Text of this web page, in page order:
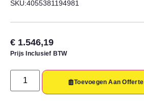
SKU:4055381194981
€ 1.546,19
Prijs Inclusief BTW
Toevoegen Aan Offerte